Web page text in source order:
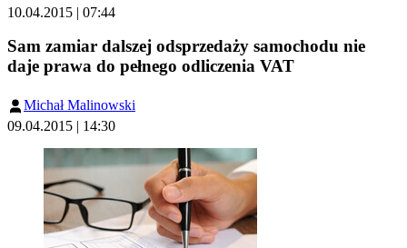
10.04.2015 | 07:44
Sam zamiar dalszej odsprzedaży samochodu nie
daje prawa do pełnego odliczenia VAT
Michał Malinowski
09.04.2015 | 14:30